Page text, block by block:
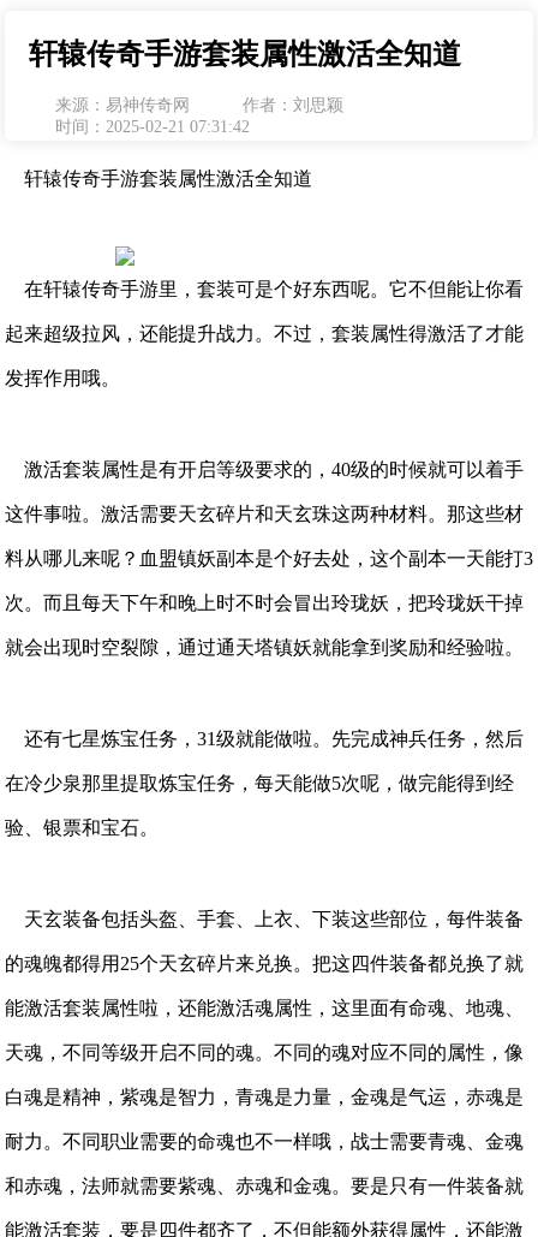
轩辕传奇手游套装属性激活全知道
来源：易神传奇网
作者：刘思颖
时间：2025-02-21 07:31:42
轩辕传奇手游套装属性激活全知道
在轩辕传奇手游里，套装可是个好东西呢。它不但能让你看
起来超级拉风，还能提升战力。不过，套装属性得激活了才能
发挥作用哦。
激活套装属性是有开启等级要求的，40级的时候就可以着手
这件事啦。激活需要天玄碎片和天玄珠这两种材料。那这些材
料从哪儿来呢？血盟镇妖副本是个好去处，这个副本一天能打3
次。而且每天下午和晚上时不时会冒出玲珑妖，把玲珑妖干掉
就会出现时空裂隙，通过通天塔镇妖就能拿到奖励和经验啦。
还有七星炼宝任务，31级就能做啦。先完成神兵任务，然后
在冷少泉那里提取炼宝任务，每天能做5次呢，做完能得到经
验、银票和宝石。
天玄装备包括头盔、手套、上衣、下装这些部位，每件装备
的魂魄都得用25个天玄碎片来兑换。把这四件装备都兑换了就
能激活套装属性啦，还能激活魂属性，这里面有命魂、地魂、
天魂，不同等级开启不同的魂。不同的魂对应不同的属性，像
白魂是精神，紫魂是智力，青魂是力量，金魂是气运，赤魂是
耐力。不同职业需要的命魂也不一样哦，战士需要青魂、金魂
和赤魂，法师就需要紫魂、赤魂和金魂。要是只有一件装备就
能激活套装，要是四件都齐了，不但能额外获得属性，还能激